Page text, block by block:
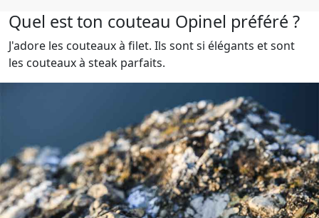
Quel est ton couteau Opinel préféré ?
J'adore les couteaux à filet. Ils sont si élégants et sont
les couteaux à steak parfaits.